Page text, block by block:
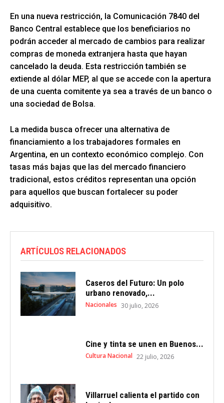
En una nueva restricción, la Comunicación 7840 del
Banco Central establece que los beneficiarios no
podrán acceder al mercado de cambios para realizar
compras de moneda extranjera hasta que hayan
cancelado la deuda. Esta restricción también se
extiende al dólar MEP, al que se accede con la apertura
de una cuenta comitente ya sea a través de un banco o
una sociedad de Bolsa.
La medida busca ofrecer una alternativa de
financiamiento a los trabajadores formales en
Argentina, en un contexto económico complejo. Con
tasas más bajas que las del mercado financiero
tradicional, estos créditos representan una opción
para aquellos que buscan fortalecer su poder
adquisitivo.
ARTÍCULOS RELACIONADOS
Caseros del Futuro: Un polo
urbano renovado,...
Nacionales 30 julio, 2026
Cine y tinta se unen en Buenos...
Cultura Nacional 22 julio, 2026
Villarruel calienta el partido con